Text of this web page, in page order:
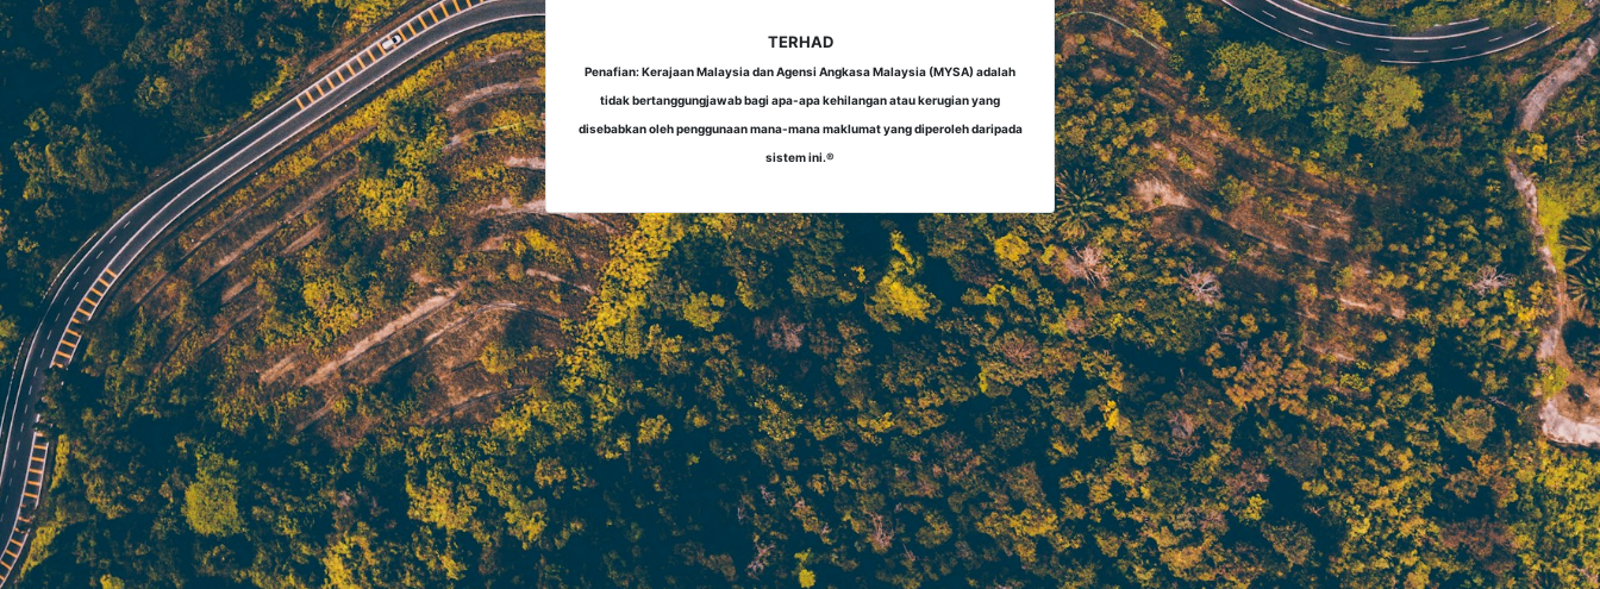
TERHAD
Penafian: Kerajaan Malaysia dan Agensi Angkasa Malaysia (MYSA) adalah
tidak bertanggungjawab bagi apa-apa kehilangan atau kerugian yang
disebabkan oleh penggunaan mana-mana maklumat yang diperoleh daripada
sistem ini.®